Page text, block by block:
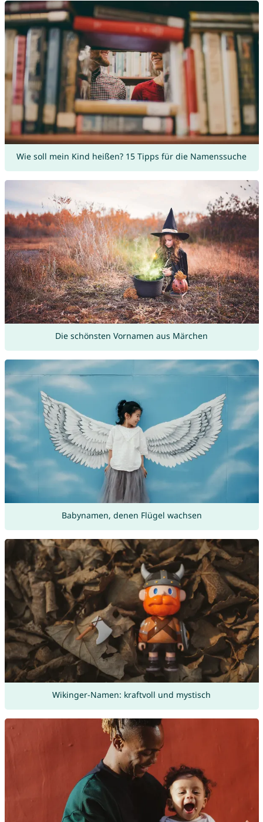
Wie soll mein Kind heißen? 15 Tipps für die Namenssuche
Die schönsten Vornamen aus Märchen
Babynamen, denen Flügel wachsen
Wikinger-Namen: kraftvoll und mystisch